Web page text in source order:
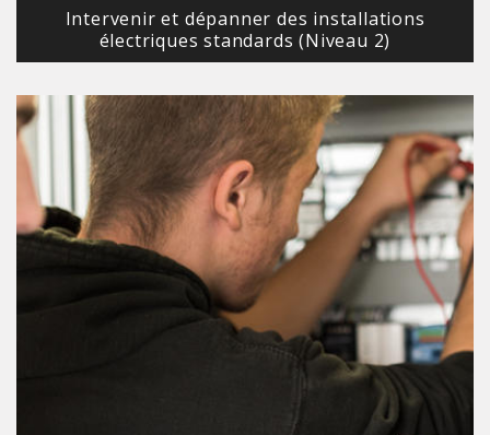
Intervenir et dépanner des installations
électriques standards (Niveau 2)